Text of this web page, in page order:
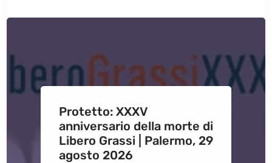
Protetto: XXXV
anniversario della morte di
Libero Grassi | Palermo, 29
agosto 2026